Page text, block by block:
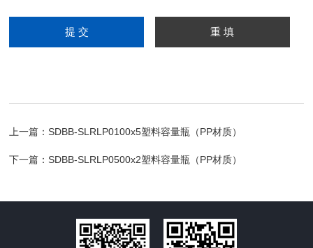
上一篇：SDBB-SLRLP0100x5塑料容量瓶（PP材质）
下一篇：SDBB-SLRLP0500x2塑料容量瓶（PP材质）